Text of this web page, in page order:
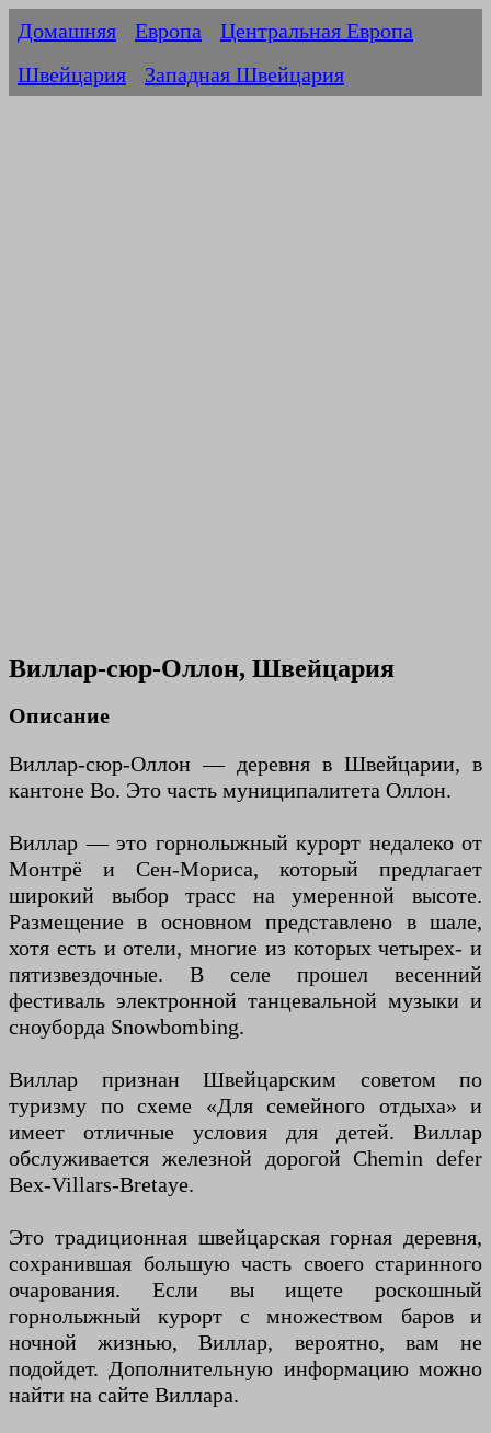
Домашняя Европа
Центральная Европа
Швейцария
Западная Швейцария
Виллар-сюр-Оллон, Швейцария
Описание
Виллар-сюр-Оллон — деревня в Швейцарии, в
кантоне Во. Это часть муниципалитета Оллон.
Виллар — это горнолыжный курорт недалеко от
Монтрё и Сен-Мориса, который предлагает
широкий выбор трасс на умеренной высоте.
Размещение в основном представлено в шале,
хотя есть и отели, многие из которых четырех- и
пятизвездочные. В селе прошел весенний
фестиваль электронной танцевальной музыки и
сноуборда Snowbombing.
Виллар признан Швейцарским советом по
туризму по схеме «Для семейного отдыха» и
имеет отличные условия для детей. Виллар
обслуживается железной дорогой Chemin defer
Bex-Villars-Bretaye.
Это традиционная швейцарская горная деревня,
сохранившая большую часть своего старинного
очарования. Если вы ищете роскошный
горнолыжный курорт с множеством баров и
ночной жизнью, Виллар, вероятно, вам не
подойдет. Дополнительную информацию можно
найти на сайте Виллара.